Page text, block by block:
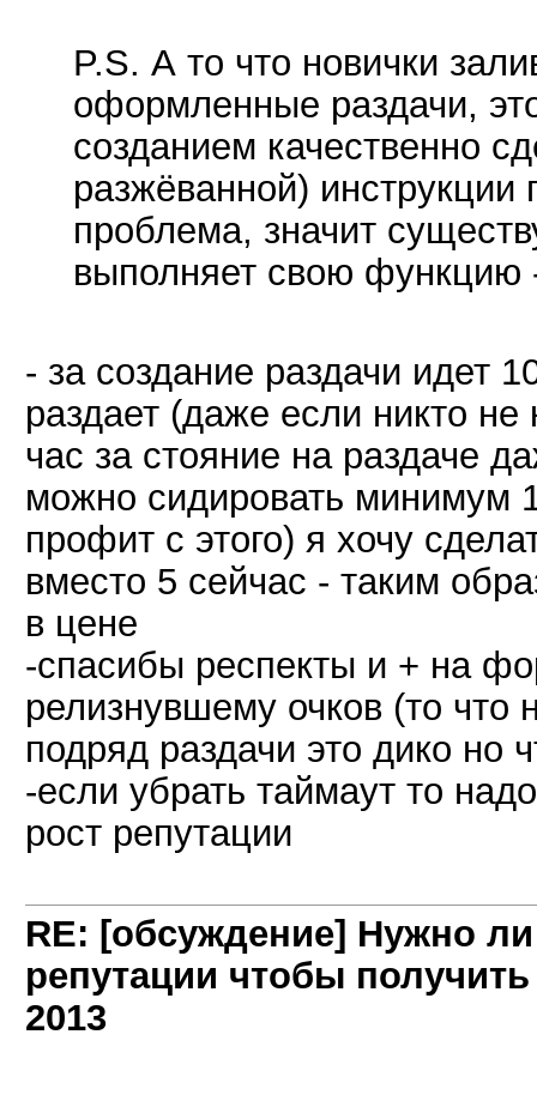
P.S. А то что новички
оформленные раздачи,
созданием качественно
разжёванной)
проблема, значит
выполняет свою функцию
- за создание раздачи идет
раздает (даже если никто
час за стояние на раздаче
можно сидировать минимум
профит с этого) я хочу
вместо 5 сейчас - таким
в цене
-спасибы респекты и + на
релизнувшему очков (то что
подряд раздачи это дико но
-если убрать таймаут то
рост репутации
RE: [обсуждение] Нужно
репутации чтобы
2013